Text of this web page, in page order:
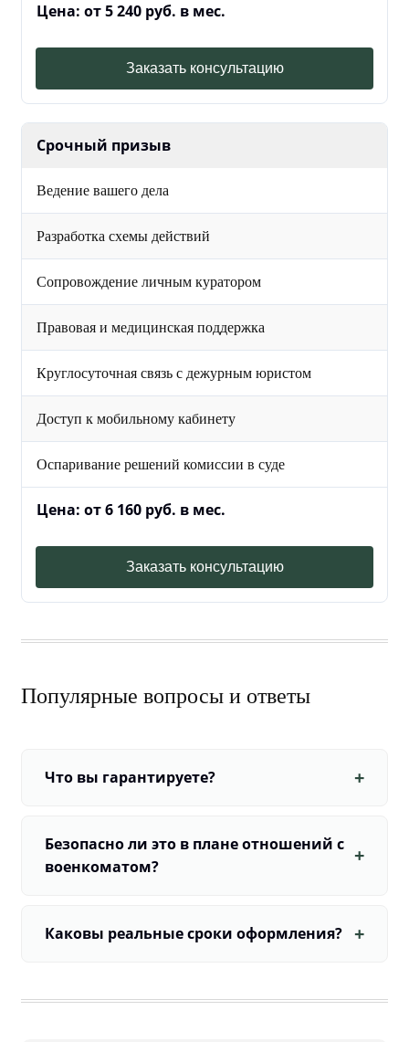
Цена: от 5 240 руб. в мес.
Заказать консультацию
Срочный призыв
Ведение вашего дела
Разработка схемы действий
Сопровождение личным куратором
Правовая и медицинская поддержка
Круглосуточная связь с дежурным юристом
Доступ к мобильному кабинету
Оспаривание решений комиссии в суде
Цена: от 6 160 руб. в мес.
Заказать консультацию
Популярные вопросы и ответы
Что вы гарантируете?
Безопасно ли это в плане отношений с
военкоматом?
Каковы реальные сроки оформления?